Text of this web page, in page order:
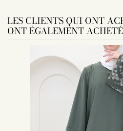
LES CLIENTS QUI ONT
ONT ÉGALEMENT